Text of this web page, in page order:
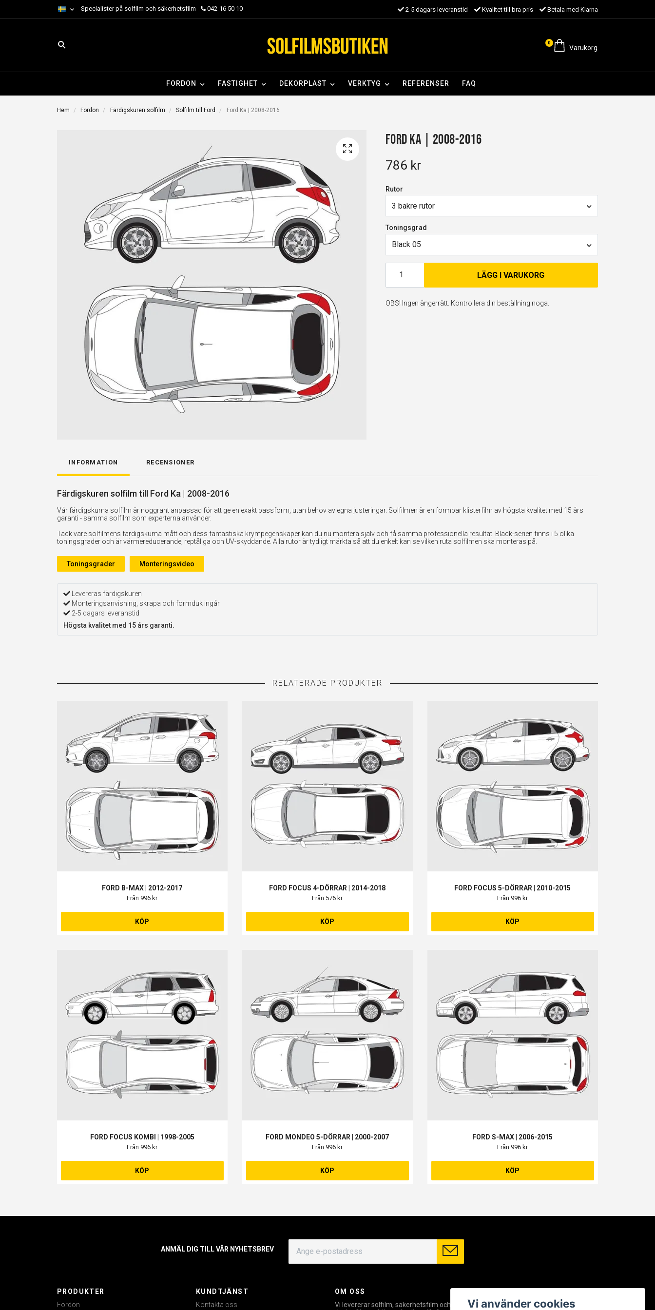
Specialister på solfilm och säkerhetsfilm 042-16 50 10 2-5 dagars leveranstid Kvalitet till bra pris Betala med Klarna
0
Varukorg
FORDON FASTIGHET DEKORPLAST VERKTYG REFERENSER FAQ
Hem Fordon Färdigskuren solfilm Solfilm till Ford Ford Ka | 2008-2016
Ford Ka | 2008-2016
786 kr
Rutor
3 bakre rutor
Toningsgrad
Black 05
LÄGG I VARUKORG
OBS! Ingen ångerrätt. Kontrollera din beställning noga.
INFORMATION RECENSIONER
Färdigskuren solfilm till Ford Ka | 2008-2016
Vår färdigskurna solfilm är noggrant anpassad för att ge en exakt passform, utan behov av egna justeringar. Solfilmen är en formbar klisterfilm av högsta kvalitet med 15 års
garanti - samma solfilm som experterna använder.
Tack vare solfilmens färdigskurna mått och dess fantastiska krympegenskaper kan du nu montera själv och få samma professionella resultat. Black-serien finns i 5 olika
toningsgrader och är värmereducerande, reptåliga och UV-skyddande. Alla rutor är tydligt märkta så att du enkelt kan se vilken ruta solfilmen ska monteras på.
Toningsgrader Monteringsvideo
Levereras färdigskuren
Monteringsanvisning, skrapa och formduk ingår
2-5 dagars leveranstid
Högsta kvalitet med 15 års garanti.
FORD B-MAX | 2012-2017
Från 996 kr
KÖP
FORD FOCUS 4-DÖRRAR | 2014-2018
Från 576 kr
KÖP
FORD FOCUS 5-DÖRRAR | 2010-2015
Från 996 kr
KÖP
FORD FOCUS KOMBI | 1998-2005
Från 996 kr
KÖP
FORD MONDEO 5-DÖRRAR | 2000-2007
Från 996 kr
KÖP
FORD S-MAX | 2006-2015
Från 996 kr
KÖP
ANMÄL DIG TILL VÅR NYHETSBREV
PRODUKTER
Fordon
KUNDTJÄNST
Kontakta oss
OM OSS
Vi levererar solfilm, säkerhetsfilm och
Facebook
Vi använder cookies